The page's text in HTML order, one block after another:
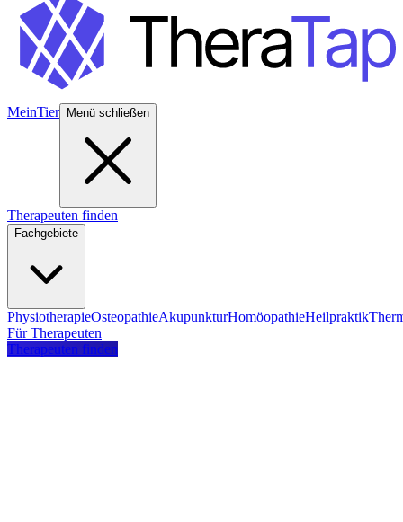
MeinTier Menü schließen
Therapeuten finden
Fachgebiete
PhysiotherapieOsteopathieAkupunkturHomöopathieHeilpraktik
Für Therapeuten
Therapeuten finden